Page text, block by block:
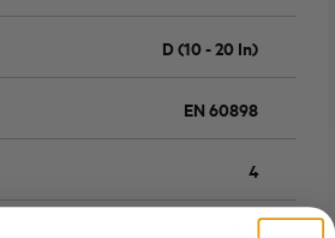
D (10 - 20 In)
EN 60898
4